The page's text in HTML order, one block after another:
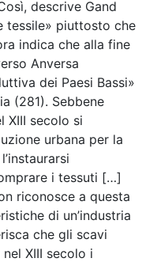
descrive Gand
tessile» piuttosto che
indica che alla fine
Anversa
dei Paesi Bassi»
(281). Sebbene
XIII secolo si
urbana per la
i tessuti […]
riconosce a questa
di un’industria
che gli scavi
XIII secolo i